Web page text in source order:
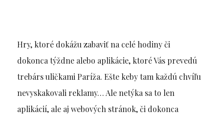
Hry, ktoré dokážu zabaviť na celé hodiny či
dokonca týždne alebo aplikácie, ktoré Vás prevedú
trebárs uličkami Paríža. Ešte keby tam každú chvíľu
nevyskakovali reklamy… Ale netýka sa to len
aplikácií, ale aj webových stránok, či dokonca